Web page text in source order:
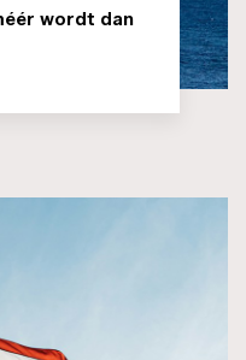
wordt dan